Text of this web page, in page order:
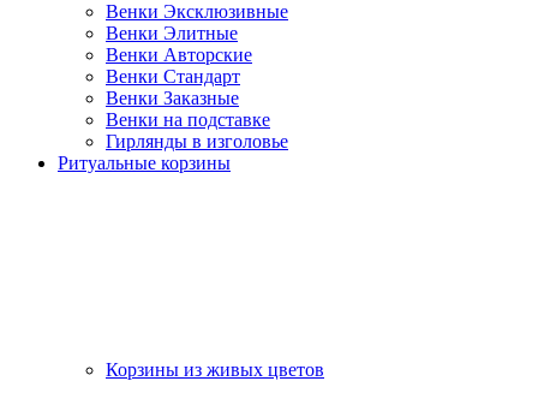
Венки Эксклюзивные
Венки Элитные
Венки Авторские
Венки Стандарт
Венки Заказные
Венки на подставке
Гирлянды в изголовье
Ритуальные корзины
Корзины из живых цветов